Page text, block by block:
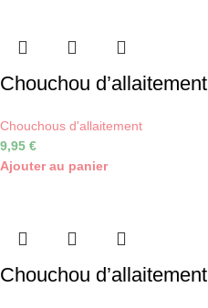
Chouchou
Chouchous d'allaitement
9,95 €
Ajouter au panier
Chouchou